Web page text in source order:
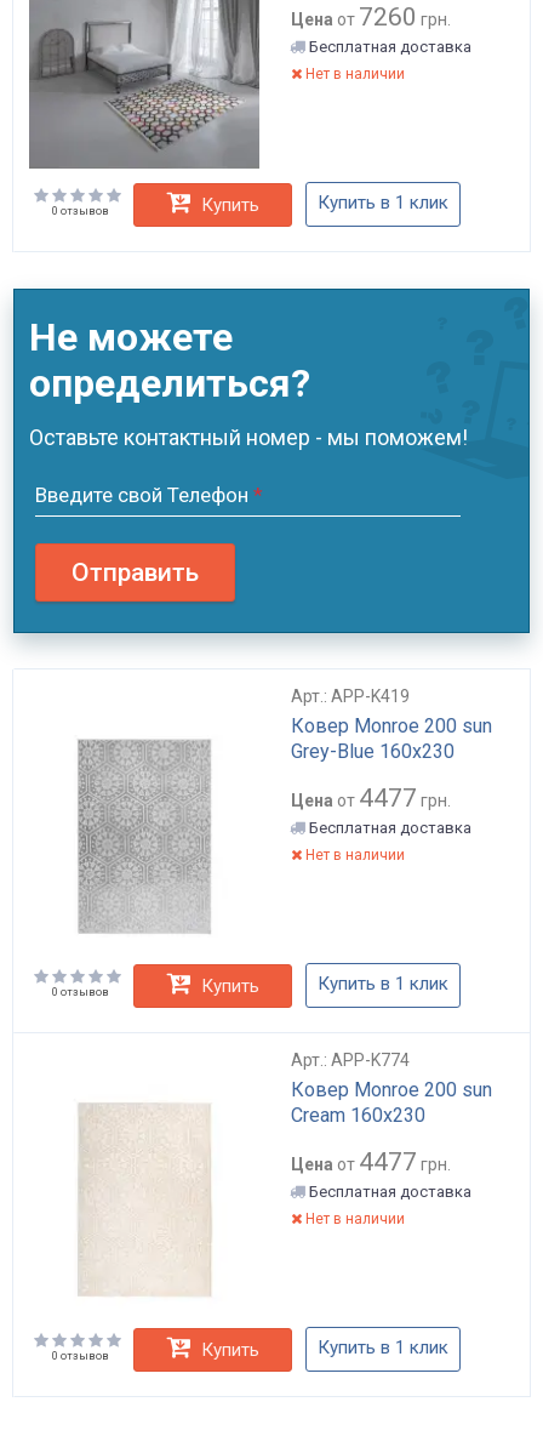
Цена от 7260 грн.
Бесплатная доставка
Нет в наличии
0 отзывов Купить Купить в 1 клик
Не можете
определиться?
Оставьте контактный номер - мы поможем!
Введите свой Телефон *
Отправить
Арт.: APP-K419
Ковер Monroe 200 sun
Grey-Blue 160х230
Цена от 4477 грн.
Бесплатная доставка
Нет в наличии
0 отзывов Купить Купить в 1 клик
Арт.: APP-K774
Ковер Monroe 200 sun
Cream 160х230
Цена от 4477 грн.
Бесплатная доставка
Нет в наличии
0 отзывов Купить Купить в 1 клик